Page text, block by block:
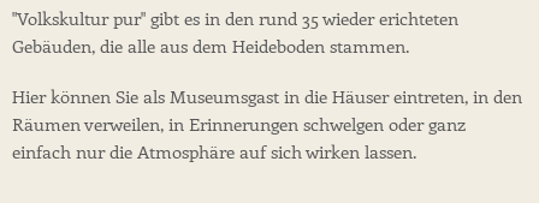
"Volkskultur pur" gibt es in den rund 35 wieder erichteten
Gebäuden, die alle aus dem Heideboden stammen.
Hier können Sie als Museumsgast in die Häuser eintreten, in den
Räumen verweilen, in Erinnerungen schwelgen oder ganz
einfach nur die Atmosphäre auf sich wirken lassen.